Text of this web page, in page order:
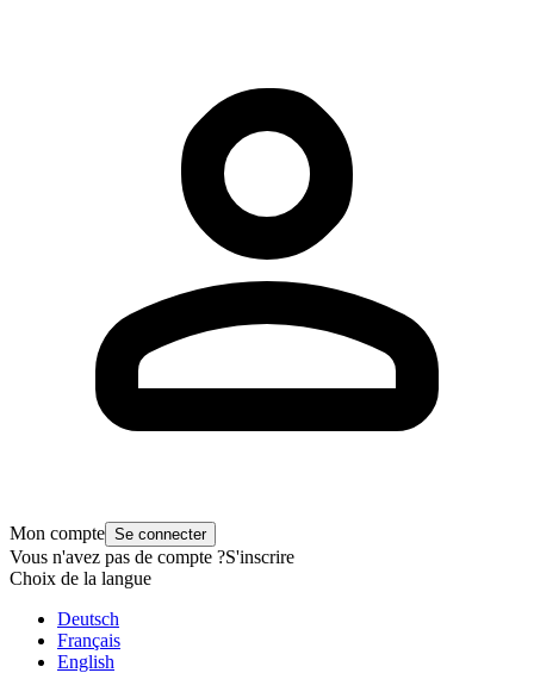
Mon compte Se connecter
Vous n'avez pas de compte ?S'inscrire
Choix de la langue
Deutsch
Français
English